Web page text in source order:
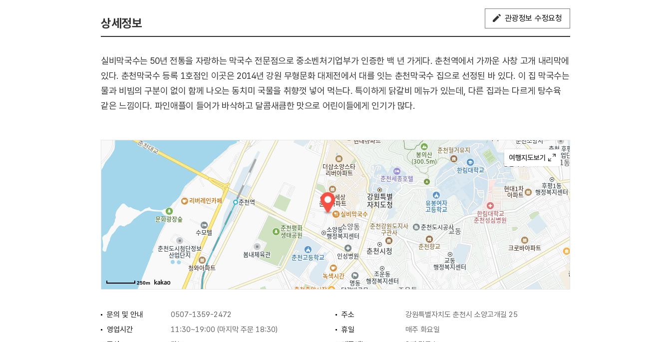
상세정보 관광정보 수정요청
실비막국수는 50년 전통을 자랑하는 막국수 전문점으로 중소벤처기업부가 인증한 백 년 가게다. 춘천역에서 가까운 사창 고개 내리막에
있다. 춘천막국수 등록 1호점인 이곳은 2014년 강원 무형문화 대제전에서 대를 잇는 춘천막국수 집으로 선정된 바 있다. 이 집 막국수는
물과 비빔의 구분이 없이 함께 나오는 동치미 국물을 취향껏 넣어 먹는다. 특이하게 닭갈비 메뉴가 있는데, 다른 집과는 다르게 탕수육
같은 느낌이다. 파인애플이 들어가 바삭하고 달콤새큼한 맛으로 어린이들에게 인기가 많다.
250m
문의 및 안내 0507-1359-2472 주소
강원특별자치도 춘천시 소양고개길 25
영업시간
11:30~19:00 (마지막 주문 18:30) 휴일
매주 화요일